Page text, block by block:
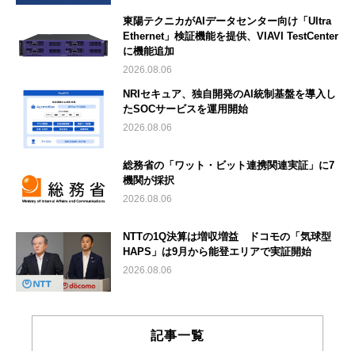
東陽テクニカがAIデータセンター向け「Ultra
Ethernet」検証機能を提供、VIAVI TestCenter
に機能追加
2026.08.06
NRIセキュア、独自開発のAI統制基盤を導入し
たSOCサービスを運用開始
2026.08.06
総務省の「ワット・ビット連携関連実証」に7
機関が採択
2026.08.06
NTTの1Q決算は増収増益 ドコモの「気球型
HAPS」は9月から能登エリアで実証開始
2026.08.06
記事一覧